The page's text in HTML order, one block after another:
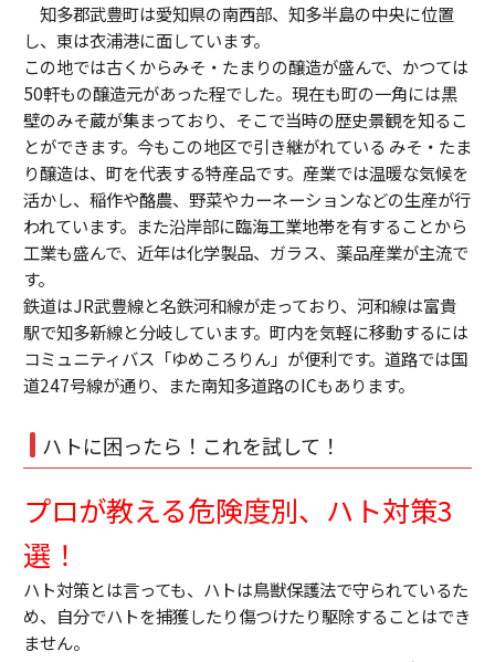
知多郡武豊町は愛知県の南西部、知多半島の中央に位置
し、東は衣浦港に面しています。
この地では古くからみそ・たまりの醸造が盛んで、かつては
50軒もの醸造元があった程でした。現在も町の一角には黒
壁のみそ蔵が集まっており、そこで当時の歴史景観を知るこ
とができます。今もこの地区で引き継がれている みそ・たま
り醸造は、町を代表する特産品です。産業では温暖な気候を
活かし、稲作や酪農、野菜やカーネーションなどの生産が行
われています。また沿岸部に臨海工業地帯を有することから
工業も盛んで、近年は化学製品、ガラス、薬品産業が主流で
す。
鉄道はJR武豊線と名鉄河和線が走っており、河和線は富貴
駅で知多新線と分岐しています。町内を気軽に移動するには
コミュニティバス「ゆめころりん」が便利です。道路では国
道247号線が通り、また南知多道路のICもあります。
ハトに困ったら！これを試して！
プロが教える危険度別、ハト対策3
選！
ハト対策とは言っても、ハトは鳥獣保護法で守られているた
め、自分でハトを捕獲したり傷つけたり駆除することはでき
ません。